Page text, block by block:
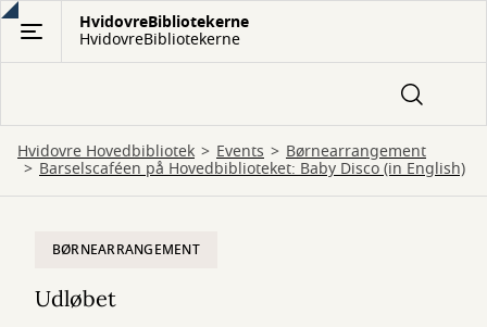
Gå
hovedindhold
HvidovreBibliotekerne
HvidovreBibliotekerne
Hvidovre Hovedbibliotek Events Børnearrangement
Barselscaféen på Hovedbiblioteket: Baby Disco (in English)
BØRNEARRANGEMENT
Udløbet